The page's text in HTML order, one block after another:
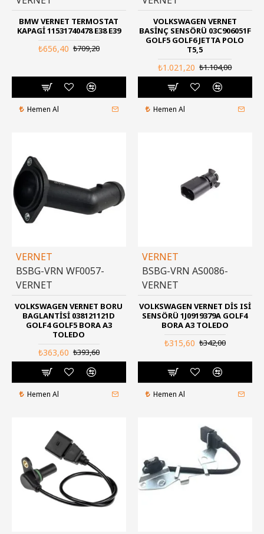
BMW VERNET TERMOSTAT
KAPAGI 11531740478 E38 E39
₺656,40 ₺709,20
Hemen Al
VOLKSWAGEN VERNET
BASINÇ SENSÖRÜ 03C906051F
GOLF5 GOLF6 JETTA POLO
T5,5
₺1.021,20 ₺1.104,00
Hemen Al
VERNET
BSBG-VRN WF0057-
VERNET
VOLKSWAGEN VERNET BORU
BAGLANTISI 038121121D
GOLF4 GOLF5 BORA A3
TOLEDO
₺363,60 ₺393,60
Hemen Al
VERNET
BSBG-VRN AS0086-
VERNET
VOLKSWAGEN VERNET DIS ISI
SENSÖRÜ 1J0919379A GOLF4
BORA A3 TOLEDO
₺315,60 ₺342,00
Hemen Al